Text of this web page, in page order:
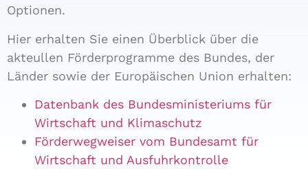
Optionen.
Hier erhalten Sie einen Überblick über die
akteullen Förderprogramme des Bundes, der
Länder sowie der Europäischen Union erhalten:
Datenbank des Bundesministeriums für
Wirtschaft und Klimaschutz
Förderwegweiser vom Bundesamt für
Wirtschaft und Ausfuhrkontrolle